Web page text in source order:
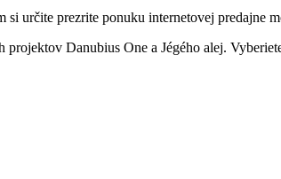
si určite prezrite ponuku internetovej predajne
projektov Danubius One a Jégého alej.